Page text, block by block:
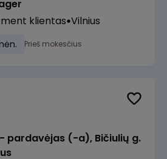
klientas Vilnius
Prieš mokesčius
pardavėjas (-a), Bičiulių g.